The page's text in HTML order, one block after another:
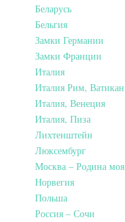
Беларусь
Бельгия
Замки Германии
Замки Франции
Италия
Италия Рим, Ватикан
Италия, Венеция
Италия, Пиза
Лихтенштейн
Люксембург
Москва – Родина моя
Норвегия
Польша
Россия – Сочи